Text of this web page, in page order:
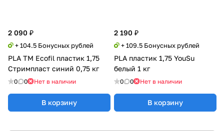
2 090 ₽
+ 104.5 Бонусных рублей
PLA TM Ecofil пластик 1,75
Стримпласт синий 0,75 кг
0 0 Нет в наличии
В корзину
2 190 ₽
+ 109.5 Бонусных рублей
PLA пластик 1,75 YouSu
белый 1 кг
0 0 Нет в наличии
В корзину